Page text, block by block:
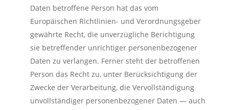
Daten betroffene Person hat das vom
Europäischen Richtlinien- und Verordnungsgeber
gewährte Recht, die unverzügliche Berichtigung
sie betreffender unrichtiger personenbezogener
Daten zu verlangen. Ferner steht der betroffenen
Person das Recht zu, unter Berücksichtigung der
Zwecke der Verarbeitung, die Vervollständigung
unvollständiger personenbezogener Daten — auch